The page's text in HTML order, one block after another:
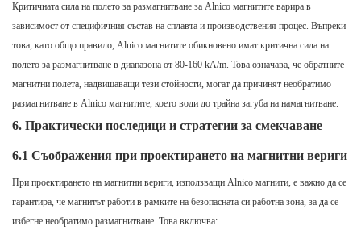
Критичната сила на полето за размагнитване за Alnico магнитите варира в
зависимост от специфичния състав на сплавта и производствения процес. Въпреки
това, като общо правило, Alnico магнитите обикновено имат критична сила на
полето за размагнитване в диапазона от 80-160 kA/m. Това означава, че обратните
магнитни полета, надвишаващи тези стойности, могат да причинят необратимо
размагнитване в Alnico магнитите, което води до трайна загуба на намагнитване.
6. Практически последици и стратегии за смекчаване
6.1 Съображения при проектирането на магнитни вериги
При проектирането на магнитни вериги, използващи Alnico магнити, е важно да се
гарантира, че магнитът работи в рамките на безопасната си работна зона, за да се
избегне необратимо размагнитване. Това включва: